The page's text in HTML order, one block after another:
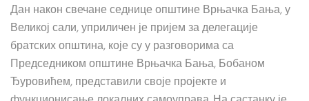
Дан након свечане седнице општине Врњачка Бања, у
Великој сали, уприличен је пријем за делегације
братских општина, које су у разговорима са
Председником општине Врњачка Бања, Бобаном
Ђуровићем, представили своје пројекте и